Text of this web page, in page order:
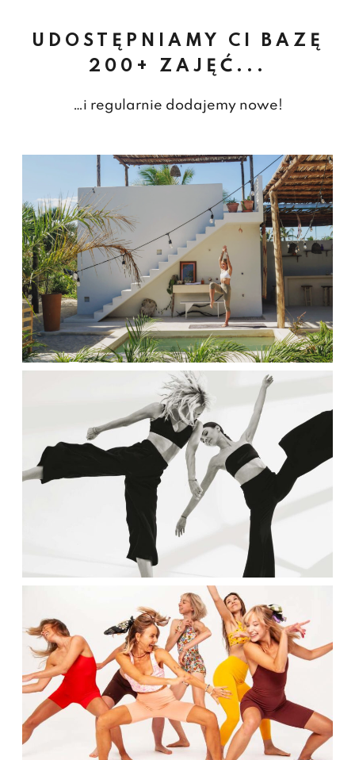
UDOSTĘPNIAMY CI BAZĘ
200+ ZAJĘĆ...
…i regularnie dodajemy nowe!